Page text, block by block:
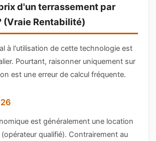
d'un terrassement par
(Vraie Rentabilité)
à l'utilisation de cette technologie est
Pourtant, raisonner uniquement sur
est une erreur de calcul fréquente.
est généralement une location
qualifié). Contrairement au